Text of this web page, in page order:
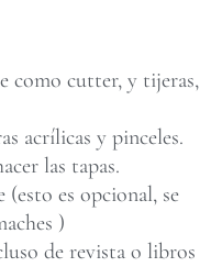
como cutter, y tijeras,
acrílicas y pinceles.
las tapas.
(esto es opcional, se
)
de revista o libros